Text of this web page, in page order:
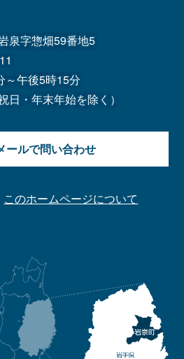
泉字惣畑59番地5
～午後5時15分
日・年末年始を除く）
ールで問い合わせ
このホームページについて